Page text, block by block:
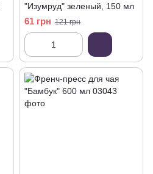
"Изумруд" зеленый, 150 мл
61 грн 121 грн